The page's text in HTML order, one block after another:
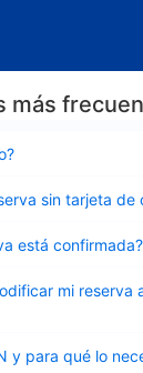
más
sin tarjeta de
está confirmada?
mi reserva
y para qué lo